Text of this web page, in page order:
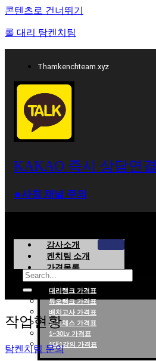
콘텐츠로 건너뛰기
롤 대리 탐켄치팀
Thamkenchteam.xyz
KAKAO 즉시 상담연결
⁕사칭 채널 주의
강사소개
켄치팀 소개
가격목록
대리랭크 가격표
듀오랭크 가격표
배치고사 가격표
롤토체스 가격표
1~30Lv 가격표
1대1강의 가격표
작업현황
탐켄치팀 문의